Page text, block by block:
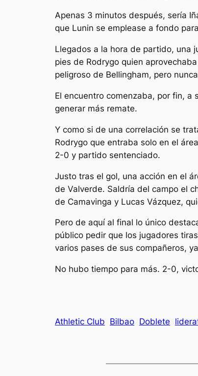
Apenas 3 minutos después, sería
que Lunin se emplease a fondo
Llegados a la hora de partido, una
pies de Rodrygo quien
peligroso de Bellingham, pero
El encuentro comenzaba, por fin,
generar más remate.
Y como si de una correlación se
Rodrygo que entraba solo en el
2-0 y partido sentenciado.
Justo tras el gol, una acción en el
de Valverde. Saldría del campo el
de Camavinga y Lucas Vázquez,
Pero de aquí al final lo único
público pedir que los jugadores
varios pases de sus compañeros,
No hubo tiempo para más. 2-0,
Athletic Club Bilbao Doblete